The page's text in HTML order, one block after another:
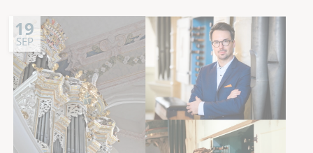
19
SEP